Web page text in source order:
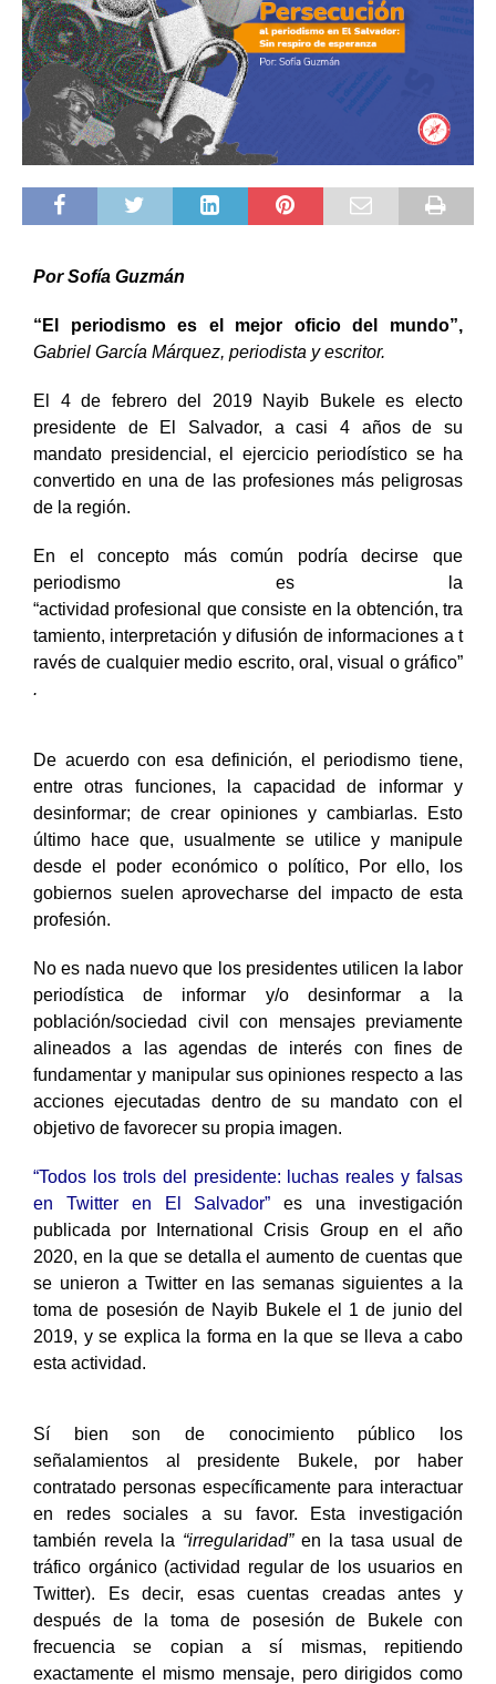
Por Sofía Guzmán
“El periodismo es el mejor oficio del mundo”,
Gabriel García Márquez, periodista y escritor.
El 4 de febrero del 2019 Nayib Bukele es electo
presidente de El Salvador, a casi 4 años de su
mandato presidencial, el ejercicio periodístico se ha
convertido en una de las profesiones más peligrosas
de la región.
En el concepto más común podría decirse que
periodismo es la
“actividad profesional que consiste en la obtención, tra
tamiento, interpretación y difusión de informaciones a t
ravés de cualquier medio escrito, oral, visual o gráfico”
.
De acuerdo con esa definición, el periodismo tiene,
entre otras funciones, la capacidad de informar y
desinformar; de crear opiniones y cambiarlas. Esto
último hace que, usualmente se utilice y manipule
desde el poder económico o político, Por ello, los
gobiernos suelen aprovecharse del impacto de esta
profesión.
No es nada nuevo que los presidentes utilicen la labor
periodística de informar y/o desinformar a la
población/sociedad civil con mensajes previamente
alineados a las agendas de interés con fines de
fundamentar y manipular sus opiniones respecto a las
acciones ejecutadas dentro de su mandato con el
objetivo de favorecer su propia imagen.
“Todos los trols del presidente: luchas reales y falsas
en Twitter en El Salvador” es una investigación
publicada por International Crisis Group en el año
2020, en la que se detalla el aumento de cuentas que
se unieron a Twitter en las semanas siguientes a la
toma de posesión de Nayib Bukele el 1 de junio del
2019, y se explica la forma en la que se lleva a cabo
esta actividad.
Sí bien son de conocimiento público los
señalamientos al presidente Bukele, por haber
contratado personas específicamente para interactuar
en redes sociales a su favor. Esta investigación
también revela la “irregularidad”en la tasa usual de
tráfico orgánico (actividad regular de los usuarios en
Twitter). Es decir, esas cuentas creadas antes y
después de la toma de posesión de Bukele con
frecuencia se copian a sí mismas, repitiendo
exactamente el mismo mensaje, pero dirigidos como